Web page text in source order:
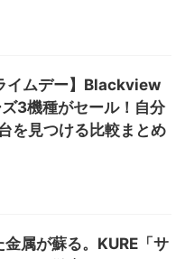
イムデー】Blackview
3機種がセール！自分
を見つける比較まとめ
金属が蘇る。KURE「サ